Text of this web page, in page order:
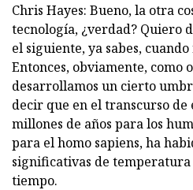
Chris Hayes: Bueno, la otra
tecnología, ¿verdad? Quiero
el siguiente, ya sabes,
Entonces, obviamente, como
desarrollamos un cierto
decir que en el transcurso de
millones de años para los
para el homo sapiens, ha
significativas de
tiempo.